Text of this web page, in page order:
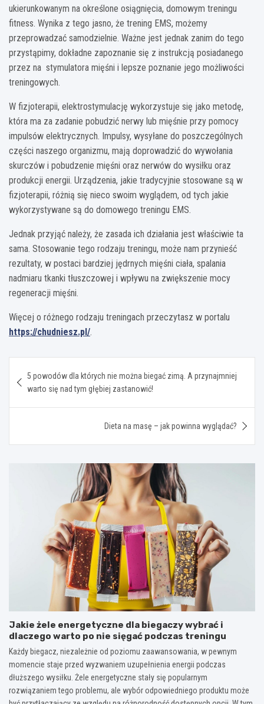
ukierunkowanym na określone osiągnięcia, domowym treningu
fitness. Wynika z tego jasno, że trening EMS, możemy
przeprowadzać samodzielnie. Ważne jest jednak zanim do tego
przystąpimy, dokładne zapoznanie się z instrukcją posiadanego
przez na stymulatora mięśni i lepsze poznanie jego możliwości
treningowych.
W fizjoterapii, elektrostymulację wykorzystuje się jako metodę,
która ma za zadanie pobudzić nerwy lub mięśnie przy pomocy
impulsów elektrycznych. Impulsy, wysyłane do poszczególnych
części naszego organizmu, mają doprowadzić do wywołania
skurczów i pobudzenie mięśni oraz nerwów do wysiłku oraz
produkcji energii. Urządzenia, jakie tradycyjnie stosowane są w
fizjoterapii, różnią się nieco swoim wyglądem, od tych jakie
wykorzystywane są do domowego treningu EMS.
Jednak przyjąć należy, że zasada ich działania jest właściwie ta
sama. Stosowanie tego rodzaju treningu, może nam przynieść
rezultaty, w postaci bardziej jędrnych mięśni ciała, spalania
nadmiaru tkanki tłuszczowej i wpływu na zwiększenie mocy
regeneracji mięśni.
Więcej o różnego rodzaju treningach przeczytasz w portalu
https://chudniesz.pl/.
wpisu
5 powodów dla których nie można biegać zimą. A przynajmniej
warto się nad tym głębiej zastanowić!
Dieta na masę – jak powinna wyglądać?
Jakie żele energetyczne dla biegaczy wybrać i
dlaczego warto po nie sięgać podczas treningu
Każdy biegacz, niezależnie od poziomu zaawansowania, w pewnym
momencie staje przed wyzwaniem uzupełnienia energii podczas
dłuższego wysiłku. Żele energetyczne stały się popularnym
rozwiązaniem tego problemu, ale wybór odpowiedniego produktu może